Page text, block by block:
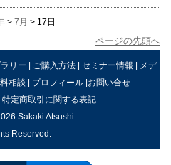
> 7月 > 17日
ページの先頭へ
リー | ご購入方法 | セミナー情報 | メデ
相談 | プロフィール|お問い合せ
特定商取引に関する表記
Sakaki Atsushi
Reserved.